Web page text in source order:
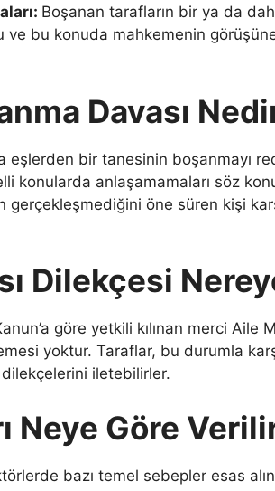
Boşanan tarafların bir ya da
ve bu konuda mahkemenin
Davası
eşlerden bir tanesinin boşanmayı
konularda anlaşamamaları söz
öne süren kişi
Dilekçesi
göre yetkili kılınan merci Aile
yoktur. Taraflar, bu durumla
iletebilirler.
Neye Göre
bazı temel sebepler esas